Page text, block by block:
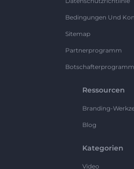
Bedingungen Und
Sitemap
Partnerprogramm
Botschafterprogramm
Ressourcen
Branding-
Blog
Kategorien
Video